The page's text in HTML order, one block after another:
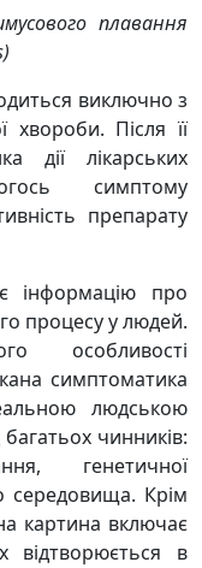
плавання
виключно з
Після її
дії лікарських
симптому
препарату
інформацію про
процесу у людей.
особливості
симптоматика
людською
чинників:
генетичної
середовища. Крім
картина включає
в